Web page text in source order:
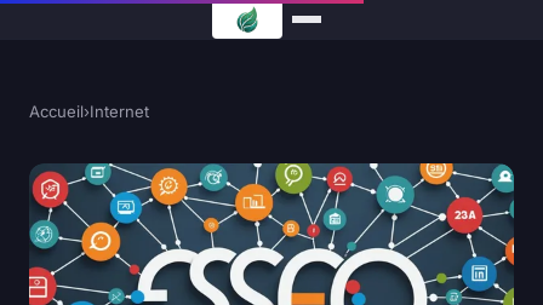
Accueil›Internet